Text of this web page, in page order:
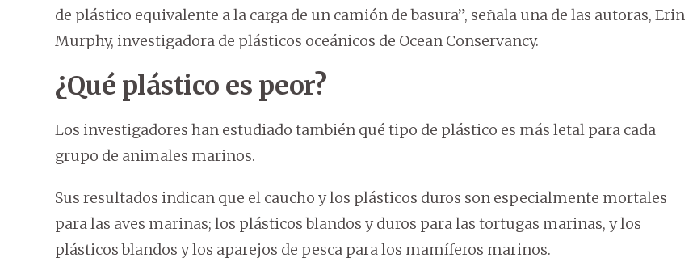
de plástico equivalente a la carga de un camión de basura”, señala una de las autoras, Erin
Murphy, investigadora de plásticos oceánicos de Ocean Conservancy.
¿Qué plástico es peor?
Los investigadores han estudiado también qué tipo de plástico es más letal para cada
grupo de animales marinos.
Sus resultados indican que el caucho y los plásticos duros son especialmente mortales
para las aves marinas; los plásticos blandos y duros para las tortugas marinas, y los
plásticos blandos y los aparejos de pesca para los mamíferos marinos.